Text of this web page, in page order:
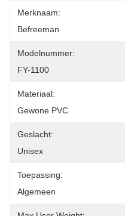
Merknaam:
Befreeman
Modelnummer:
FY-1100
Materiaal:
Gewone PVC
Geslacht:
Unisex
Toepassing:
Algemeen